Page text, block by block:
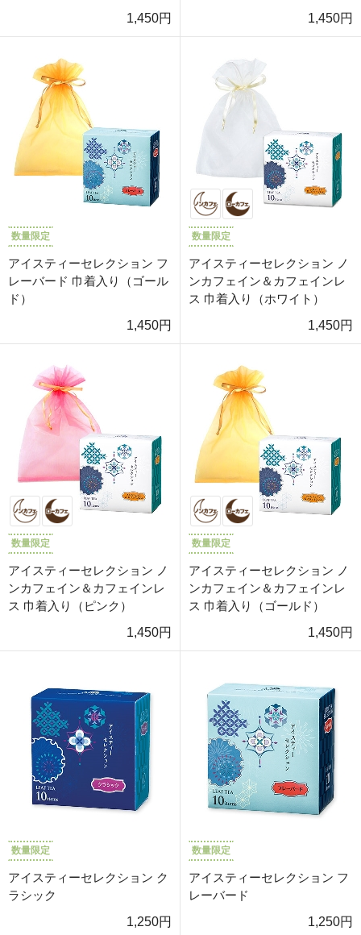
1,450円
1,450円
数量限定
アイスティーセレクション フ
レーバード 巾着入り（ゴール
ド）
1,450円
数量限定
アイスティーセレクション ノ
ンカフェイン＆カフェインレ
ス 巾着入り（ホワイト）
1,450円
数量限定
アイスティーセレクション ノ
ンカフェイン＆カフェインレ
ス 巾着入り（ピンク）
1,450円
数量限定
アイスティーセレクション ノ
ンカフェイン＆カフェインレ
ス 巾着入り（ゴールド）
1,450円
数量限定
アイスティーセレクション ク
ラシック
1,250円
数量限定
アイスティーセレクション フ
レーバード
1,250円